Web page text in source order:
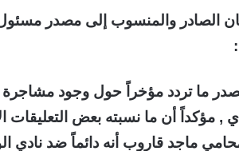
الصادر والمنسوب إلى مصدر
ما تردد مؤخراً حول وجود مشاجرة
, مؤكداً أن ما نسبته بعض
ماجد قاروب أنه دائماً ضد